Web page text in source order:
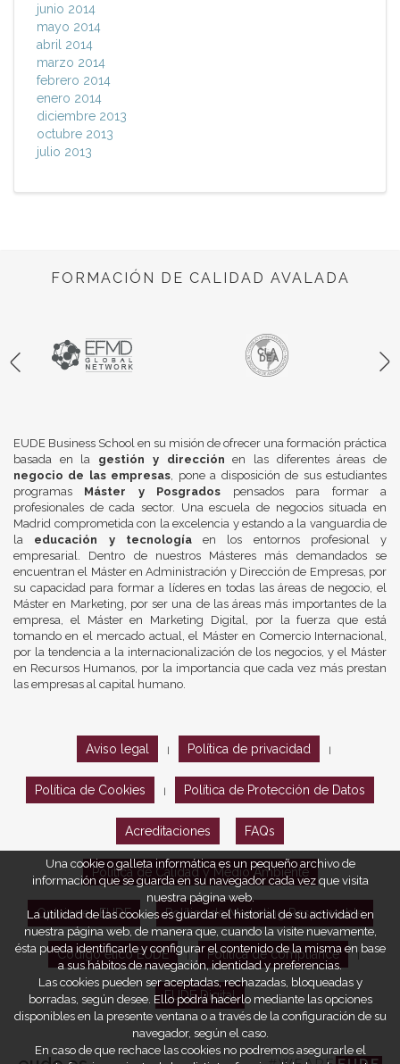
junio 2014
mayo 2014
abril 2014
marzo 2014
febrero 2014
enero 2014
diciembre 2013
octubre 2013
julio 2013
FORMACIÓN DE CALIDAD AVALADA
EUDE Business School en su misión de ofrecer una formación práctica
basada en la gestión y dirección en las diferentes áreas de
negocio de las empresas, pone a disposición de sus estudiantes
programas Máster y Posgrados pensados para formar a
profesionales de cada sector. Una escuela de negocios situada en
Madrid comprometida con la excelencia y estando a la vanguardia de
la educación y tecnologíaen los entornos profesional y
empresarial. Dentro de nuestros Másteres más demandados se
encuentran el Máster en Administración y Dirección de Empresas, por
su capacidad para formar a líderes en todas las áreas de negocio, el
Máster en Marketing, por ser una de las áreas más importantes de la
empresa, el Máster en Marketing Digital, por la fuerza que está
tomando en el mercado actual, el Máster en Comercio Internacional,
por la tendencia a la internacionalización de los negocios, y el Máster
en Recursos Humanos, por la importancia que cada vez más prestan
las empresas al capital humano.
Aviso legal Política de privacidad
Política de Cookies Política de Protección de Datos
Acreditaciones FAQs
Política de Calidad y Medio Ambiente
Opiniones EUDE Política de Marketing Responsable
Código ético EUDE Política de compliance
EUDE Digital
Una cookie o galleta informática es un pequeño archivo de
información que se guarda en su navegador cada vez que visita
nuestra página web.
La utilidad de las cookies es guardar el historial de su actividad en
nuestra página web, de manera que, cuando la visite nuevamente,
ésta pueda identificarle y configurar el contenido de la misma en base
a sus hábitos de navegación, identidad y preferencias.
Las cookies pueden ser aceptadas, rechazadas, bloqueadas y
borradas, según desee. Ello podrá hacerlo mediante las opciones
disponibles en la presente ventana o a través de la configuración de su
navegador, según el caso.
En caso de que rechace las cookies no podremos asegurarle el